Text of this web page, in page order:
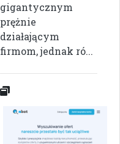
gigantycznym
prężnie
działającym
firmom, jednak ró...